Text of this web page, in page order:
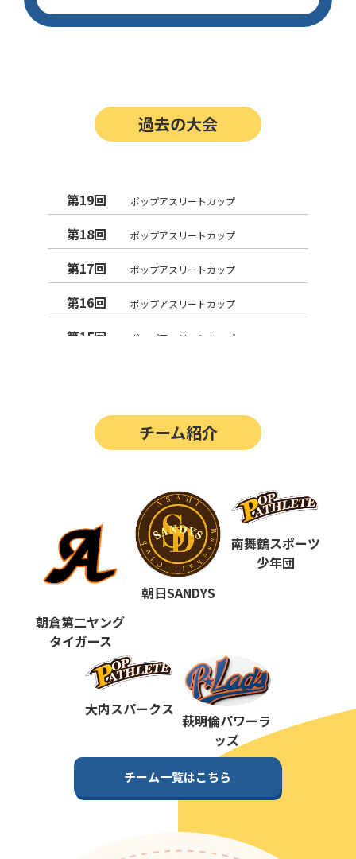
過去の大会
第19回 ポップアスリートカップ
第18回 ポップアスリートカップ
第17回 ポップアスリートカップ
第16回 ポップアスリートカップ
第15回 ポップアスリートカップ
第12回 決勝戦の動画はこちらから
ポップアスリートカップ
第10回 ポップアスリートカップ
第9回 ポップアスリートカップ
第7回
第6回 ポップアスリートカップ
第5回 ポップアスリートカップ
ポップアスリートカップ
ポップアスリートカップ
ポップアスリートカップ
チーム紹介
朝倉第二ヤング
タイガース
朝日SANDYS
南舞鶴スポーツ
少年団
大内スパークス
萩明倫パワーラ
ッズ
チーム一覧はこちら